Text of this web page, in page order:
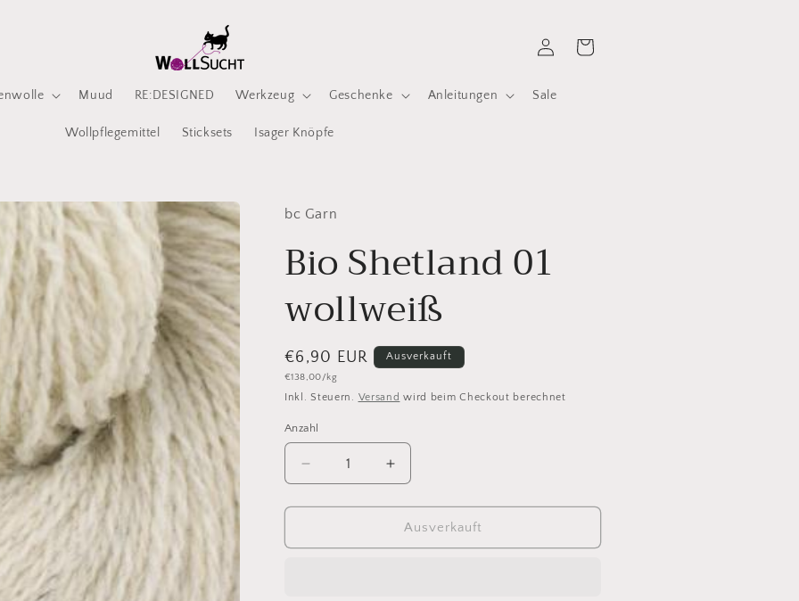
Muud RE:DESIGNED Werkzeug Geschenke Anleitungen Sale
Wollpflegemittel Sticksets Isager Knöpfe
EinloggenWarenkorb
bc Garn
Bio Shetland 01
wollweiß
Normaler
Preis
€6,90 EUR
Grundpreis
€138,00/kg
Ausverkauft
Inkl. Steuern. Versand wird beim Checkout berechnet
Anzahl
Anzahl
Verringere
die
Menge
Bio
Erhöhe
die
Menge
für
Bio
Ausverkauft